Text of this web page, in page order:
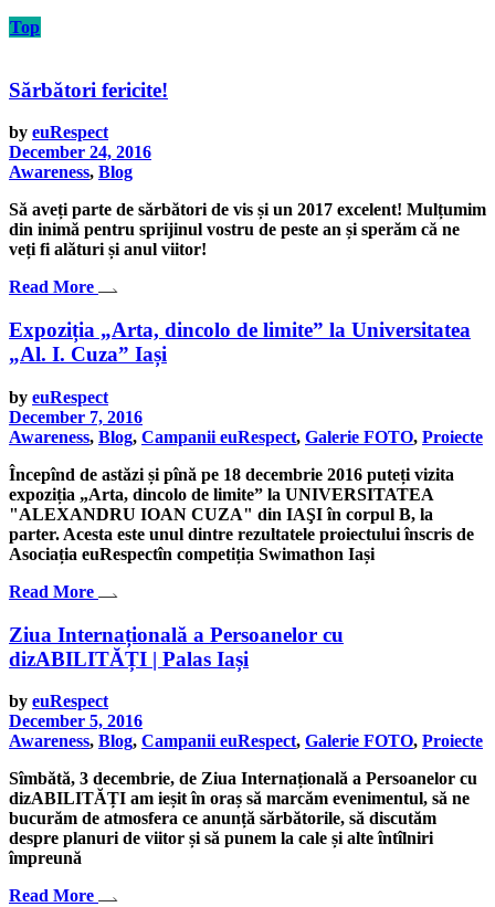
Top
Sărbători fericite!
by euRespect
December 24, 2016
Awareness, Blog
Să aveți parte de sărbători de vis și un 2017 excelent! Mulțumim
din inimă pentru sprijinul vostru de peste an și sperăm că ne
veți fi alături și anul viitor!
Read More
Expoziția „Arta, dincolo de limite” la Universitatea
„Al. I. Cuza” Iași
by euRespect
December 7, 2016
Awareness, Blog, Campanii euRespect, Galerie FOTO, Proiecte
Începînd de astăzi și pînă pe 18 decembrie 2016 puteți vizita
expoziția „Arta, dincolo de limite” la UNIVERSITATEA
"ALEXANDRU IOAN CUZA" din IAŞI în corpul B, la
parter. Acesta este unul dintre rezultatele proiectului înscris de
Asociația euRespectîn competiția Swimathon Iași
Read More
Ziua Internațională a Persoanelor cu
dizABILITĂȚI | Palas Iași
by euRespect
December 5, 2016
Awareness, Blog, Campanii euRespect, Galerie FOTO, Proiecte
Sîmbătă, 3 decembrie, de Ziua Internațională a Persoanelor cu
dizABILITĂȚI am ieșit în oraș să marcăm evenimentul, să ne
bucurăm de atmosfera ce anunță sărbătorile, să discutăm
despre planuri de viitor și să punem la cale și alte întîlniri
împreună
Read More